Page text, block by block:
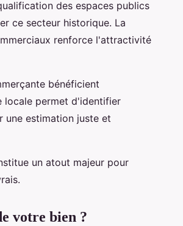
des espaces publics
ce secteur historique. La
renforce l'attractivité
bénéficient
locale permet d'identifier
une estimation juste et
un atout majeur pour
votre bien ?